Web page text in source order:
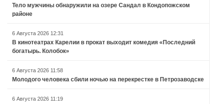
Тело мужчины обнаружили на озере Сандал в Кондопожском
районе
6 Августа 2026 12:31
В кинотеатрах Карелии в прокат выходит комедия «Последний
богатырь. Колобок»
6 Августа 2026 11:58
Молодого человека сбили ночью на перекрестке в Петрозаводске
6 Августа 2026 11:19